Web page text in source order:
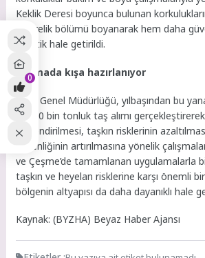
Keklik Deresi boyunca bulunan
metrelik bölümü boyanarak hem daha
estetik hale getirildi.
Yarımada kışa hazırlanıyor
İZSU Genel Müdürlüğü, yılbaşından bu
için 30 bin tonluk taş alımı
güçlendirilmesi, taşkın risklerinin
güvenliğinin artırılmasına yönelik
ve Çeşme’de tamamlanan uygulamalarla
taşkın ve heyelan risklerine karşı önemli bir
bölgenin altyapısı da daha dayanıklı hale
Kaynak: (BYZHA) Beyaz Haber Ajansı
0